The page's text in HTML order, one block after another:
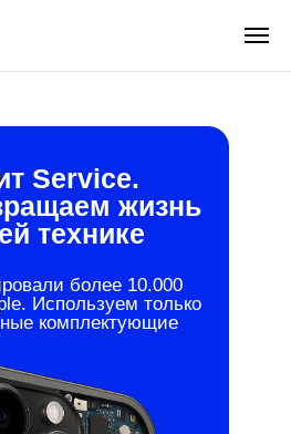
Service.
жизнь
технике
более 10.000
Используем только
комплектующие